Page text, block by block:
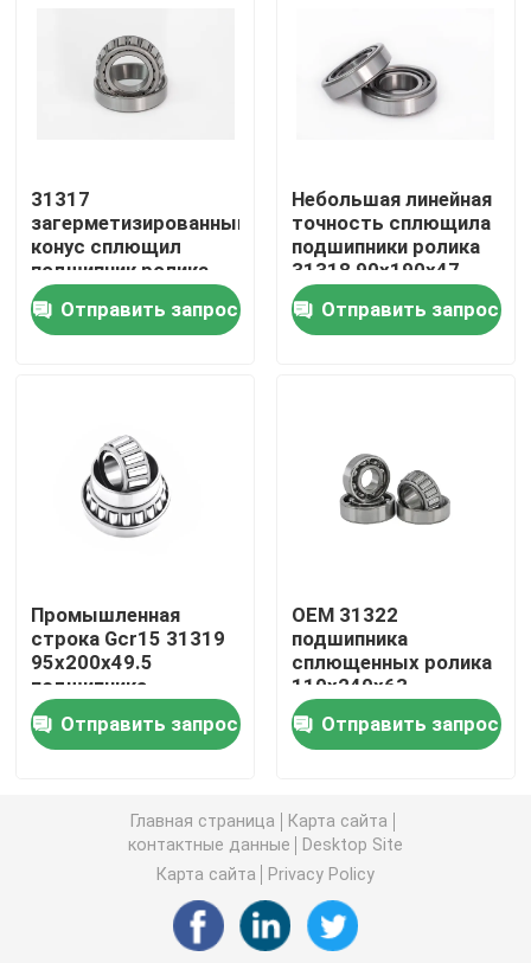
Тур по фабрике
Контроль качества
Связаться с нами
Новости
Сферически подшипник ролика
Цилиндрический подшипник ролика
Подшипники сплющенного ролика точности
Подшипники машинного оборудования
Подшипники машинного оборудования ткани
31317
загерметизированный
конус сплющил
подшипник ролика
Gcr15 85x180x44.5
Отправить запрос
Небольшая линейная
точность сплющила
подшипники ролика
31318 90x190x47
Отправить запрос
Промышленная
строка Gcr15 31319
95x200x49.5
подшипника
сплющенного ролика
одиночная
Отправить запрос
OEM 31322
подшипника
сплющенных ролика
110x240x63
точности
Отправить запрос
Главная страница
Карта сайта
контактные данные
Desktop Site
Карта сайта
Privacy Policy